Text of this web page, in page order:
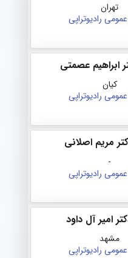
تهران
رادیوتراپی
ابراهیم عصمتی
کیان
رادیوتراپی
مریم اصلانی
-
رادیوتراپی
امیر آل داود
مشهد
رادیوتراپی